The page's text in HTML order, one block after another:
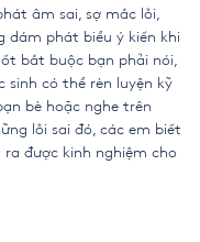
âm sai, sợ mắc lỗi,
dám phát biểu ý kiến khi
bắt buộc bạn phải nói,
sinh có thể rèn luyện kỹ
bè hoặc nghe trên
lỗi sai đó, các em biết
được kinh nghiệm cho